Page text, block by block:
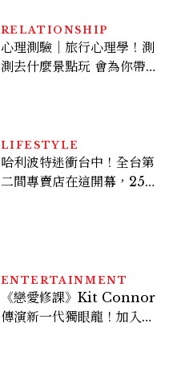
RELATIONSHIP
心理測驗｜旅行心理學！測
測去什麼景點玩 會為你帶來
LIFESTYLE
哈利波特迷衝台中！全台第
二間專賣店在這開幕，25週
ENTERTAINMENT
《戀愛修課》Kit Connor
傳演新一代獨眼龍！加入新